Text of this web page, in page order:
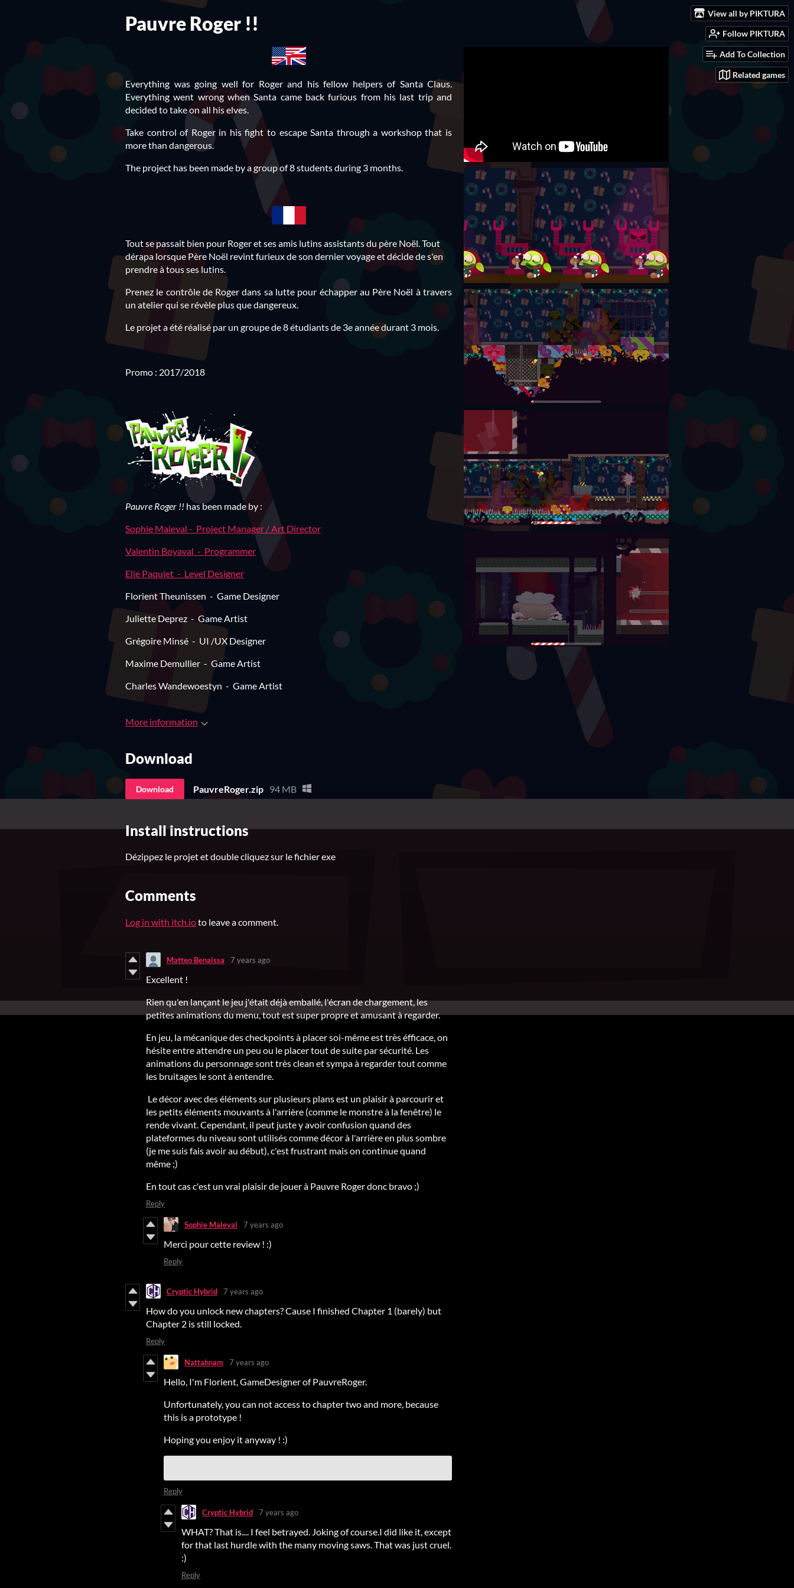
View all by PIKTURA
Follow PIKTURA
Add To Collection
Related games
Pauvre Roger !!
Everything was going well for Roger and his fellow helpers of Santa Claus.
Everything went wrong when Santa came back furious from his last trip and
decided to take on all his elves.
Take control of Roger in his fight to escape Santa through a workshop that is
more than dangerous.
The project has been made by a group of 8 students during 3 months.
Tout se passait bien pour Roger et ses amis lutins assistants du père Noël. Tout
dérapa lorsque Père Noël revint furieux de son dernier voyage et décide de s'en
prendre à tous ses lutins.
Prenez le contrôle de Roger dans sa lutte pour échapper au Père Noël à travers
un atelier qui se révèle plus que dangereux.
Le projet a été réalisé par un groupe de 8 étudiants de 3e année durant 3 mois.
Promo : 2017/2018
Pauvre Roger !! has been made by :
Sophie Maleval - Project Manager / Art Director
Valentin Boyaval - Programmer
Elie Paquiet - Level Designer
Florient Theunissen - Game Designer
Juliette Deprez - Game Artist
Grégoire Minsé - UI /UX Designer
Maxime Demullier - Game Artist
Charles Wandewoestyn - Game Artist
More information
Download
Download PauvreRoger.zip 94 MB
Install instructions
Dézippez le projet et double cliquez sur le fichier exe
Comments
Log in with itch.ioto leave a comment.
Matteo Benaissa 7 years ago
Excellent !
Rien qu'en lançant le jeu j'était déjà emballé, l'écran de chargement, les
petites animations du menu, tout est super propre et amusant à regarder.
En jeu, la mécanique des checkpoints à placer soi-même est très éfficace, on
hésite entre attendre un peu ou le placer tout de suite par sécurité. Les
animations du personnage sont très clean et sympa à regarder tout comme
les bruitages le sont à entendre.
Le décor avec des éléments sur plusieurs plans est un plaisir à parcourir et
les petits éléments mouvants à l'arrière (comme le monstre à la fenêtre) le
rende vivant. Cependant, il peut juste y avoir confusion quand des
plateformes du niveau sont utilisés comme décor à l'arrière en plus sombre
(je me suis fais avoir au début), c'est frustrant mais on continue quand
même ;)
En tout cas c'est un vrai plaisir de jouer à Pauvre Roger donc bravo ;)
Reply
Sophie Maleval 7 years ago
Merci pour cette review ! :)
Reply
Cryptic Hybrid 7 years ago
How do you unlock new chapters? Cause I finished Chapter 1 (barely) but
Chapter 2 is still locked.
Reply
Nattahnam 7 years ago
Hello, I'm Florient, GameDesigner of PauvreRoger.
Unfortunately, you can not access to chapter two and more, because
this is a prototype !
Hoping you enjoy it anyway ! :)
Reply
Cryptic Hybrid 7 years ago
WHAT? That is.... I feel betrayed. Joking of course.I did like it, except
for that last hurdle with the many moving saws. That was just cruel.
:)
Reply